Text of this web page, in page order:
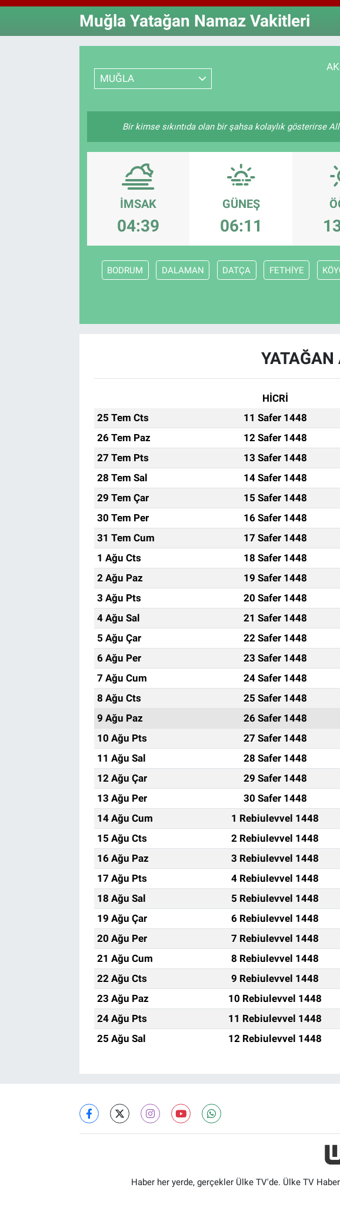
Muğla Yatağan Namaz Vakitleri
MUĞLA
Bir kimse sıkıntıda olan bir şahsa kolaylık gösterirse
İMSAK
04:39
GÜNEŞ
06:11
BODRUM DALAMAN DATÇA FETHİYE
HİCRİ
25 Tem Cts
11 Safer 1448
26 Tem Paz
12 Safer 1448
27 Tem Pts
13 Safer 1448
28 Tem Sal
14 Safer 1448
29 Tem Çar
15 Safer 1448
30 Tem Per
16 Safer 1448
31 Tem Cum
17 Safer 1448
1 Ağu Cts
18 Safer 1448
2 Ağu Paz
19 Safer 1448
3 Ağu Pts
20 Safer 1448
4 Ağu Sal
21 Safer 1448
5 Ağu Çar
22 Safer 1448
6 Ağu Per
23 Safer 1448
7 Ağu Cum
24 Safer 1448
8 Ağu Cts
25 Safer 1448
9 Ağu Paz
26 Safer 1448
10 Ağu Pts
27 Safer 1448
11 Ağu Sal
28 Safer 1448
12 Ağu Çar
29 Safer 1448
13 Ağu Per
30 Safer 1448
14 Ağu Cum
1 Rebiulevvel 1448
15 Ağu Cts
2 Rebiulevvel 1448
16 Ağu Paz
3 Rebiulevvel 1448
17 Ağu Pts
4 Rebiulevvel 1448
18 Ağu Sal
5 Rebiulevvel 1448
19 Ağu Çar
6 Rebiulevvel 1448
20 Ağu Per
7 Rebiulevvel 1448
21 Ağu Cum
8 Rebiulevvel 1448
22 Ağu Cts
9 Rebiulevvel 1448
23 Ağu Paz
10 Rebiulevvel 1448
24 Ağu Pts
11 Rebiulevvel 1448
25 Ağu Sal
12 Rebiulevvel 1448
Haber her yerde, gerçekler Ülke TV'de. Ülke TV
Özel Haberler
Erişim Bilgileri
Haber Arşivi